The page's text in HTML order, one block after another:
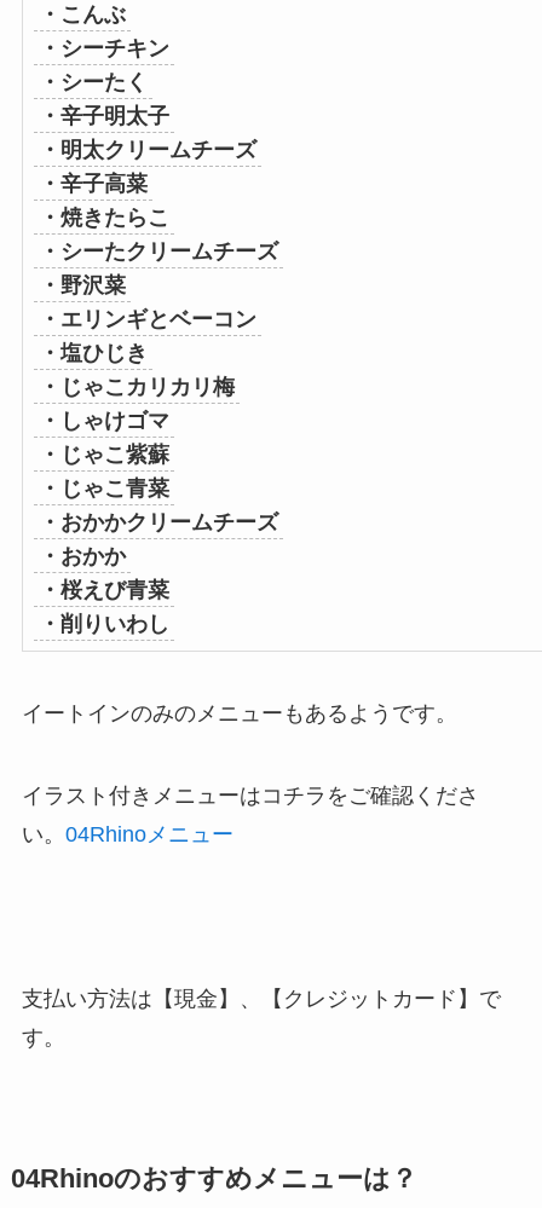
・こんぶ
・シーチキン
・シーたく
・辛子明太子
・明太クリームチーズ
・辛子高菜
・焼きたらこ
・シーたクリームチーズ
・野沢菜
・エリンギとベーコン
・塩ひじき
・じゃこカリカリ梅
・しゃけゴマ
・じゃこ紫蘇
・じゃこ青菜
・おかかクリームチーズ
・おかか
・桜えび青菜
・削りいわし
イートインのみのメニューもあるようです。
イラスト付きメニューはコチラをご確認くださ
い。 04Rhinoメニュー
支払い方法は【現金】、【クレジットカード】で
す。
04Rhinoのおすすめメニューは？